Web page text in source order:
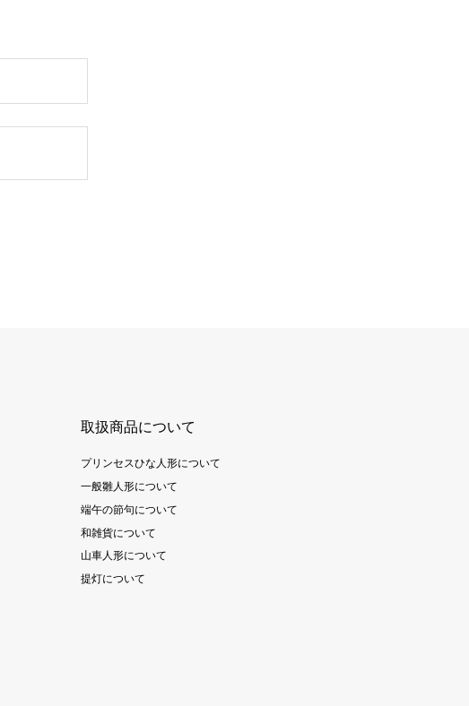
取扱商品について
プリンセスひな人形について
一般雛人形について
端午の節句について
和雑貨について
山車人形について
提灯について